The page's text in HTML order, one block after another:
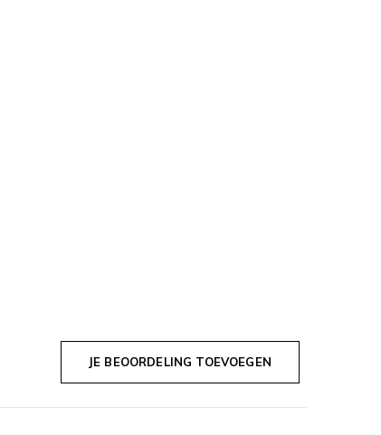
JE BEOORDELING TOEVOEGEN